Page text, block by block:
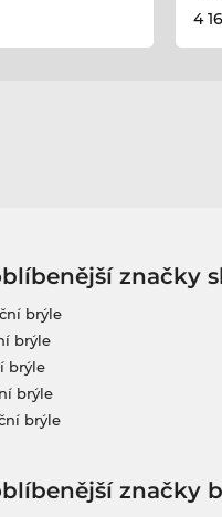
4
značky
brýle
brýle
brýle
brýle
brýle
značky